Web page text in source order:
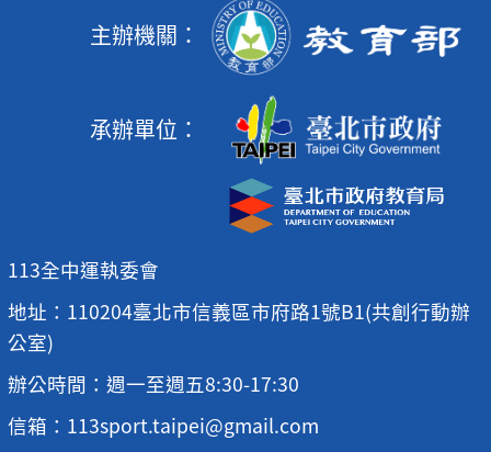
主辦機關：
承辦單位：
113全中運執委會
地址：110204臺北市信義區市府路1號B1(共創行動辦
公室)
辦公時間：週一至週五8:30-17:30
信箱：113sport.taipei@gmail.com